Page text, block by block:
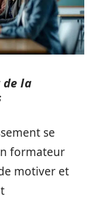
de la
se
formateur
motiver et